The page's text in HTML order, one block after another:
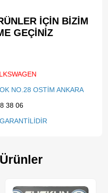
İÇİN BİZİM
GEÇİNİZ​
NO.28 OSTİM ANKARA
38 06